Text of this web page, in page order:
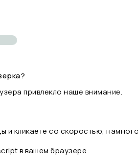
привлекло наше внимание.
и кликаете со скоростью,
в вашем браузере